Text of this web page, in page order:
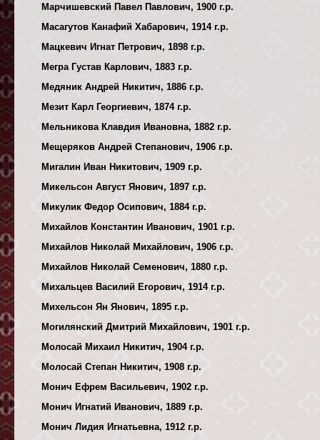
Марчишевский Павел Павлович, 1900 г.р.
Масагутов Канафий Хабарович, 1914 г.р.
Мацкевич Игнат Петрович, 1898 г.р.
Мегра Густав Карлович, 1883 г.р.
Медяник Андрей Никитич, 1886 г.р.
Мезит Карл Георгиевич, 1874 г.р.
Мельникова Клавдия Ивановна, 1882 г.р.
Мещеряков Андрей Степанович, 1906 г.р.
Мигалин Иван Никитович, 1909 г.р.
Микельсон Август Янович, 1897 г.р.
Микулик Федор Осипович, 1884 г.р.
Михайлов Константин Иванович, 1901 г.р.
Михайлов Николай Михайлович, 1906 г.р.
Михайлов Николай Семенович, 1880 г.р.
Михальцев Василий Егорович, 1914 г.р.
Михельсон Ян Янович, 1895 г.р.
Могилянский Дмитрий Михайлович, 1901 г.р.
Молосай Михаил Никитич, 1904 г.р.
Молосай Степан Никитич, 1908 г.р.
Монич Ефрем Васильевич, 1902 г.р.
Монич Игнатий Иванович, 1889 г.р.
Монич Лидия Игнатьевна, 1912 г.р.